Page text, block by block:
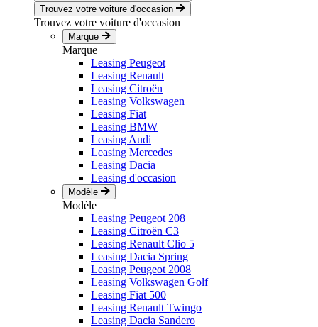
Trouvez votre voiture d'occasion
Trouvez votre voiture d'occasion
Marque
Marque
Leasing Peugeot
Leasing Renault
Leasing Citroën
Leasing Volkswagen
Leasing Fiat
Leasing BMW
Leasing Audi
Leasing Mercedes
Leasing Dacia
Leasing d'occasion
Modèle
Modèle
Leasing Peugeot 208
Leasing Citroën C3
Leasing Renault Clio 5
Leasing Dacia Spring
Leasing Peugeot 2008
Leasing Volkswagen Golf
Leasing Fiat 500
Leasing Renault Twingo
Leasing Dacia Sandero